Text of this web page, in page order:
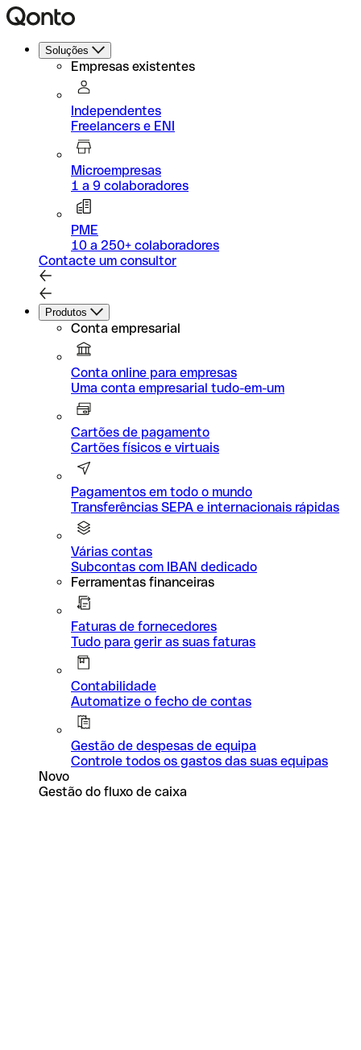
Soluções
Empresas existentes
Independentes
Freelancers e ENI
Microempresas
1 a 9 colaboradores
PME
10 a 250+ colaboradores
Contacte um consultor
Produtos
Conta empresarial
Conta online para empresas
Uma conta empresarial tudo-em-um
Cartões de pagamento
Cartões físicos e virtuais
Pagamentos em todo o mundo
Transferências SEPA e internacionais rápidas
Várias contas
Subcontas com IBAN dedicado
Ferramentas financeiras
Faturas de fornecedores
Tudo para gerir as suas faturas
Contabilidade
Automatize o fecho de contas
Gestão de despesas de equipa
Controle todos os gastos das suas equipas
Novo
Gestão do fluxo de caixa